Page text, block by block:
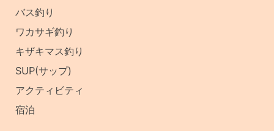
バス釣り
ワカサギ釣り
キザキマス釣り
SUP(サップ)
アクティビティ
宿泊